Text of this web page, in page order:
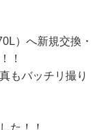
）へ新規交換・
！
もバッチリ撮り